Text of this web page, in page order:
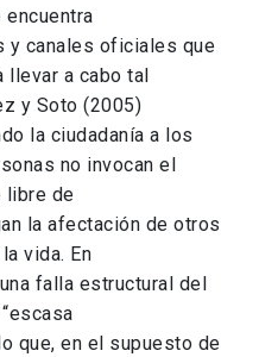
y canales oficiales que
llevar a cabo tal
y Soto (2005)
la ciudadanía a los
no invocan el
libre de
la afectación de otros
vida. En
falla estructural del
que, en el supuesto de